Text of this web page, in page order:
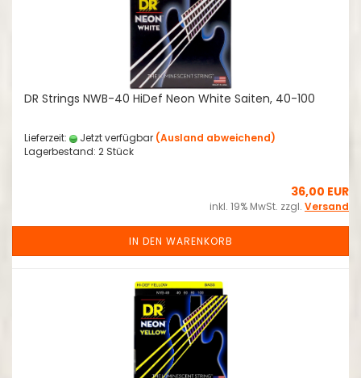
DR Strings NWB-40 HiDef Neon White Saiten, 40-100
Lieferzeit: Jetzt verfügbar (Ausland abweichend)
Lagerbestand: 2 Stück
36,00 EUR
inkl. 19% MwSt. zzgl. Versand
IN DEN WARENKORB